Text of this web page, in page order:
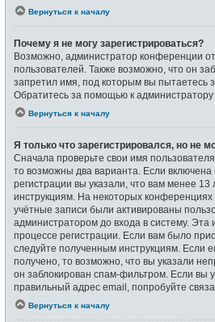
Вернуться к началу
Почему я не могу зарегистрироваться?
Возможно, администратор конференции
пользователей. Также возможно, что он
запретил имя, под которым вы пытаетесь
Обратитесь за помощью к
Вернуться к началу
Я только что зарегистрировался, но не
Сначала проверьте свои имя
то возможны два варианта. Если включена
регистрации вы указали, что вам менее
инструкциям. На некоторых
учётные записи были активированы
администратором до входа в систему.
процессе регистрации. Если вам было
следуйте полученным инструкциям. Если
получено, то возможно, что вы указали
он заблокирован спам-фильтром. Если вы
правильный адрес email, попробуйте
Вернуться к началу